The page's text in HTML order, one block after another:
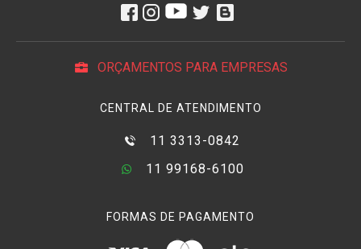
ORÇAMENTOS PARA EMPRESAS
CENTRAL DE ATENDIMENTO
11 3313-0842
11 99168-6100
FORMAS DE PAGAMENTO